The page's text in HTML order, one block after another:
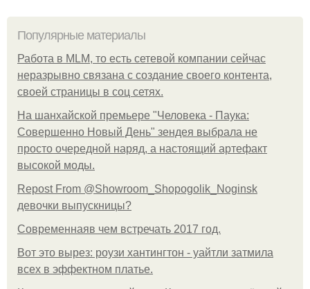
Популярные материалы
Работа в MLM, то есть сетевой компании сейчас
неразрывно связана с создание своего контента,
своей страницы в соц сетях.
На шанхайской премьере "Человека - Паука:
Совершенно Новый День" зендея выбрала не
просто очередной наряд, а настоящий артефакт
высокой моды.
Repost From @Showroom_Shopogolik_Noginsk
девочки выпускницы?
Современнаяв чем встречать 2017 год.
Вот это вырез: роузи хантингтон - уайтли затмила
всех в эффектном платьe.